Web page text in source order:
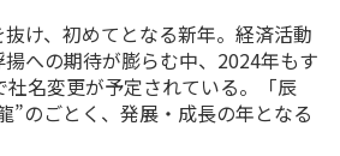
け、初めてとなる新年。経済活動
への期待が膨らむ中、2024年もす
名変更が予定されている。「辰
”のごとく、発展・成長の年となる